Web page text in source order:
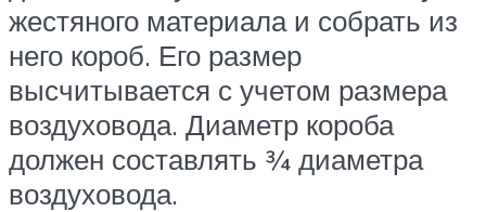
жестяного материала и собрать из
него короб. Его размер
высчитывается с учетом размера
воздуховода. Диаметр короба
должен составлять ¾ диаметра
воздуховода.